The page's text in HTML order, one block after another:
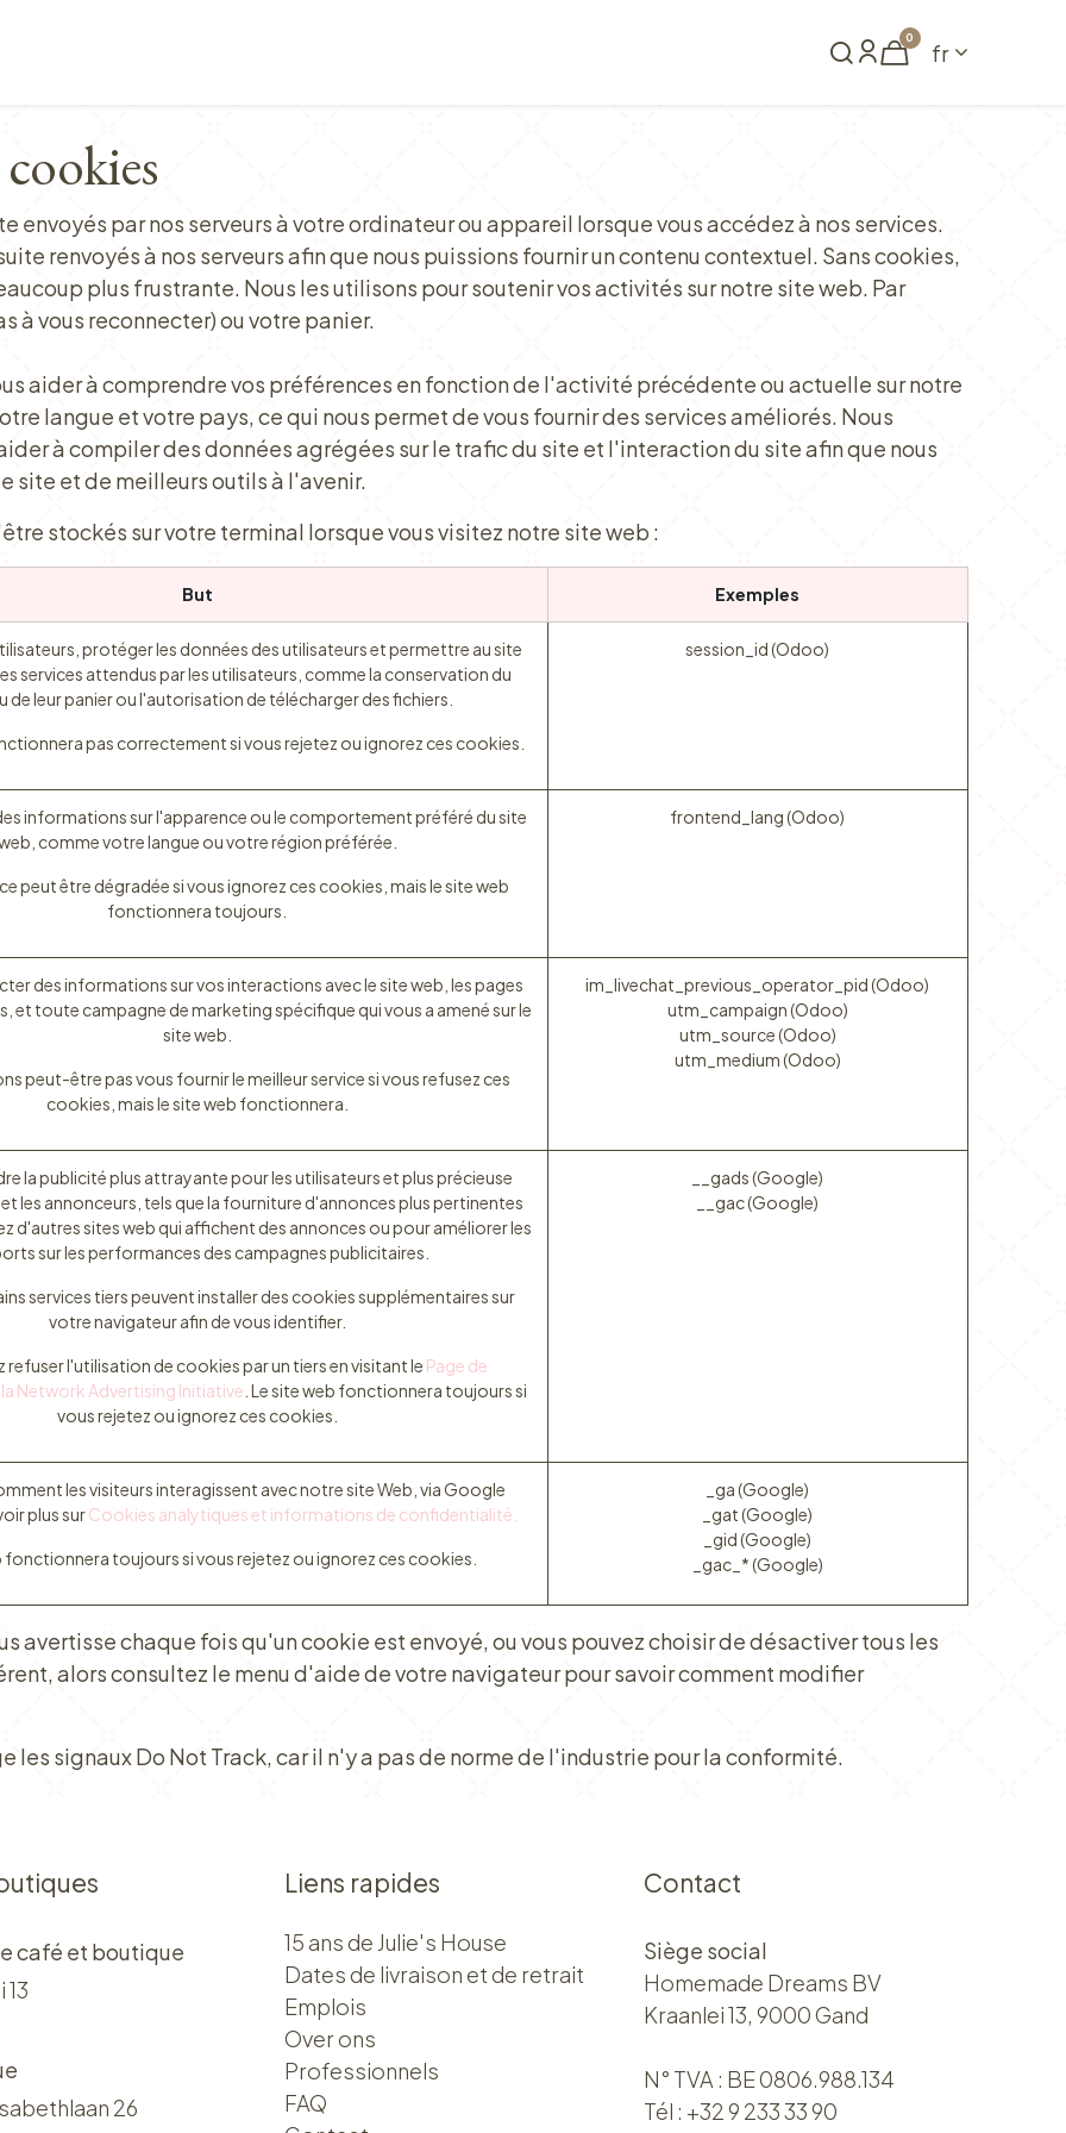
0
fr
envoyés par nos serveurs à votre ordinateur ou appareil lorsque vous accédez à nos services.
renvoyés à nos serveurs afin que nous puissions fournir un contenu contextuel. Sans cookies,
plus frustrante. Nous les utilisons pour soutenir vos activités sur notre site web. Par
à vous reconnecter) ou votre panier.
aider à comprendre vos préférences en fonction de l'activité précédente ou actuelle sur notre
langue et votre pays, ce qui nous permet de vous fournir des services améliorés. Nous
à compiler des données agrégées sur le trafic du site et l'interaction du site afin que nous
site et de meilleurs outils à l'avenir.
stockés sur votre terminal lorsque vous visitez notre site web :
But Exemples
protéger les données des utilisateurs et permettre au site
services attendus par les utilisateurs, comme la conservation du
de leur panier ou l'autorisation de télécharger des fichiers.
pas correctement si vous rejetez ou ignorez ces cookies.
session_id (Odoo)
informations sur l'apparence ou le comportement préféré du site
comme votre langue ou votre région préférée.
peut être dégradée si vous ignorez ces cookies, mais le site web
fonctionnera toujours.
frontend_lang (Odoo)
des informations sur vos interactions avec le site web, les pages
et toute campagne de marketing spécifique qui vous a amené sur le
site web.
peut-être pas vous fournir le meilleur service si vous refusez ces
cookies, mais le site web fonctionnera.
im_livechat_previous_operator_pid (Odoo)
utm_campaign (Odoo)
utm_source (Odoo)
utm_medium (Odoo)
la publicité plus attrayante pour les utilisateurs et plus précieuse
les annonceurs, tels que la fourniture d'annonces plus pertinentes
d'autres sites web qui affichent des annonces ou pour améliorer les
sur les performances des campagnes publicitaires.
services tiers peuvent installer des cookies supplémentaires sur
votre navigateur afin de vous identifier.
refuser l'utilisation de cookies par un tiers en visitant le Page de
Network Advertising Initiative . Le site web fonctionnera toujours si
vous rejetez ou ignorez ces cookies.
__gads (Google)
__gac (Google)
les visiteurs interagissent avec notre site Web, via Google
plus surCookies analytiques et informations de confidentialité.
fonctionnera toujours si vous rejetez ou ignorez ces cookies.
_ga (Google)
_gat (Google)
_gid (Google)
_gac_* (Google)
avertisse chaque fois qu'un cookie est envoyé, ou vous pouvez choisir de désactiver tous les
alors consultez le menu d'aide de votre navigateur pour savoir comment modifier
les signaux Do Not Track, car il n'y a pas de norme de l'industrie pour la conformité.
café et boutique
26
Liens rapides
15 ans de Julie's House
Dates de livraison et de retrait
Emplois
Over ons​​
Professionnels
FAQ
Contact
Siège social
Homemade Dreams BV
Kraanlei 13, 9000 Gand
N° TVA : BE 0806.988.134
Tél : +32 9 233 33 90